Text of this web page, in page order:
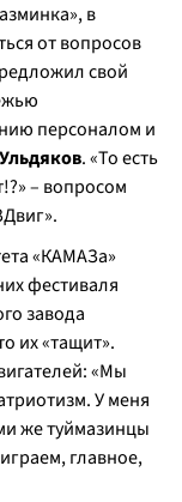
в
от вопросов
свой
персоналом и
. «То есть
– вопросом
«КАМАЗа»
фестиваля
завода
их «тащит».
«Мы
У меня
же туймазинцы
главное,